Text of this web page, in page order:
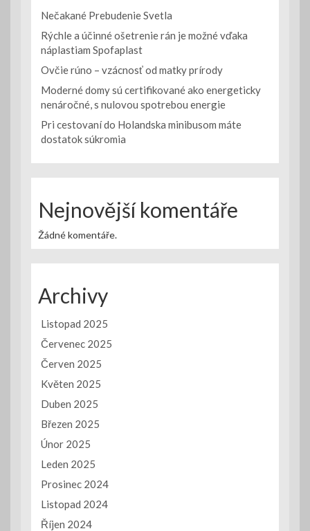
Nečakané Prebudenie Svetla
Rýchle a účinné ošetrenie rán je možné vďaka
náplastiam Spofaplast
Ovčie rúno – vzácnosť od matky prírody
Moderné domy sú certifikované ako energeticky
nenáročné, s nulovou spotrebou energie
Pri cestovaní do Holandska minibusom máte
dostatok súkromia
Nejnovější komentáře
Žádné komentáře.
Archivy
Listopad 2025
Červenec 2025
Červen 2025
Květen 2025
Duben 2025
Březen 2025
Únor 2025
Leden 2025
Prosinec 2024
Listopad 2024
Říjen 2024